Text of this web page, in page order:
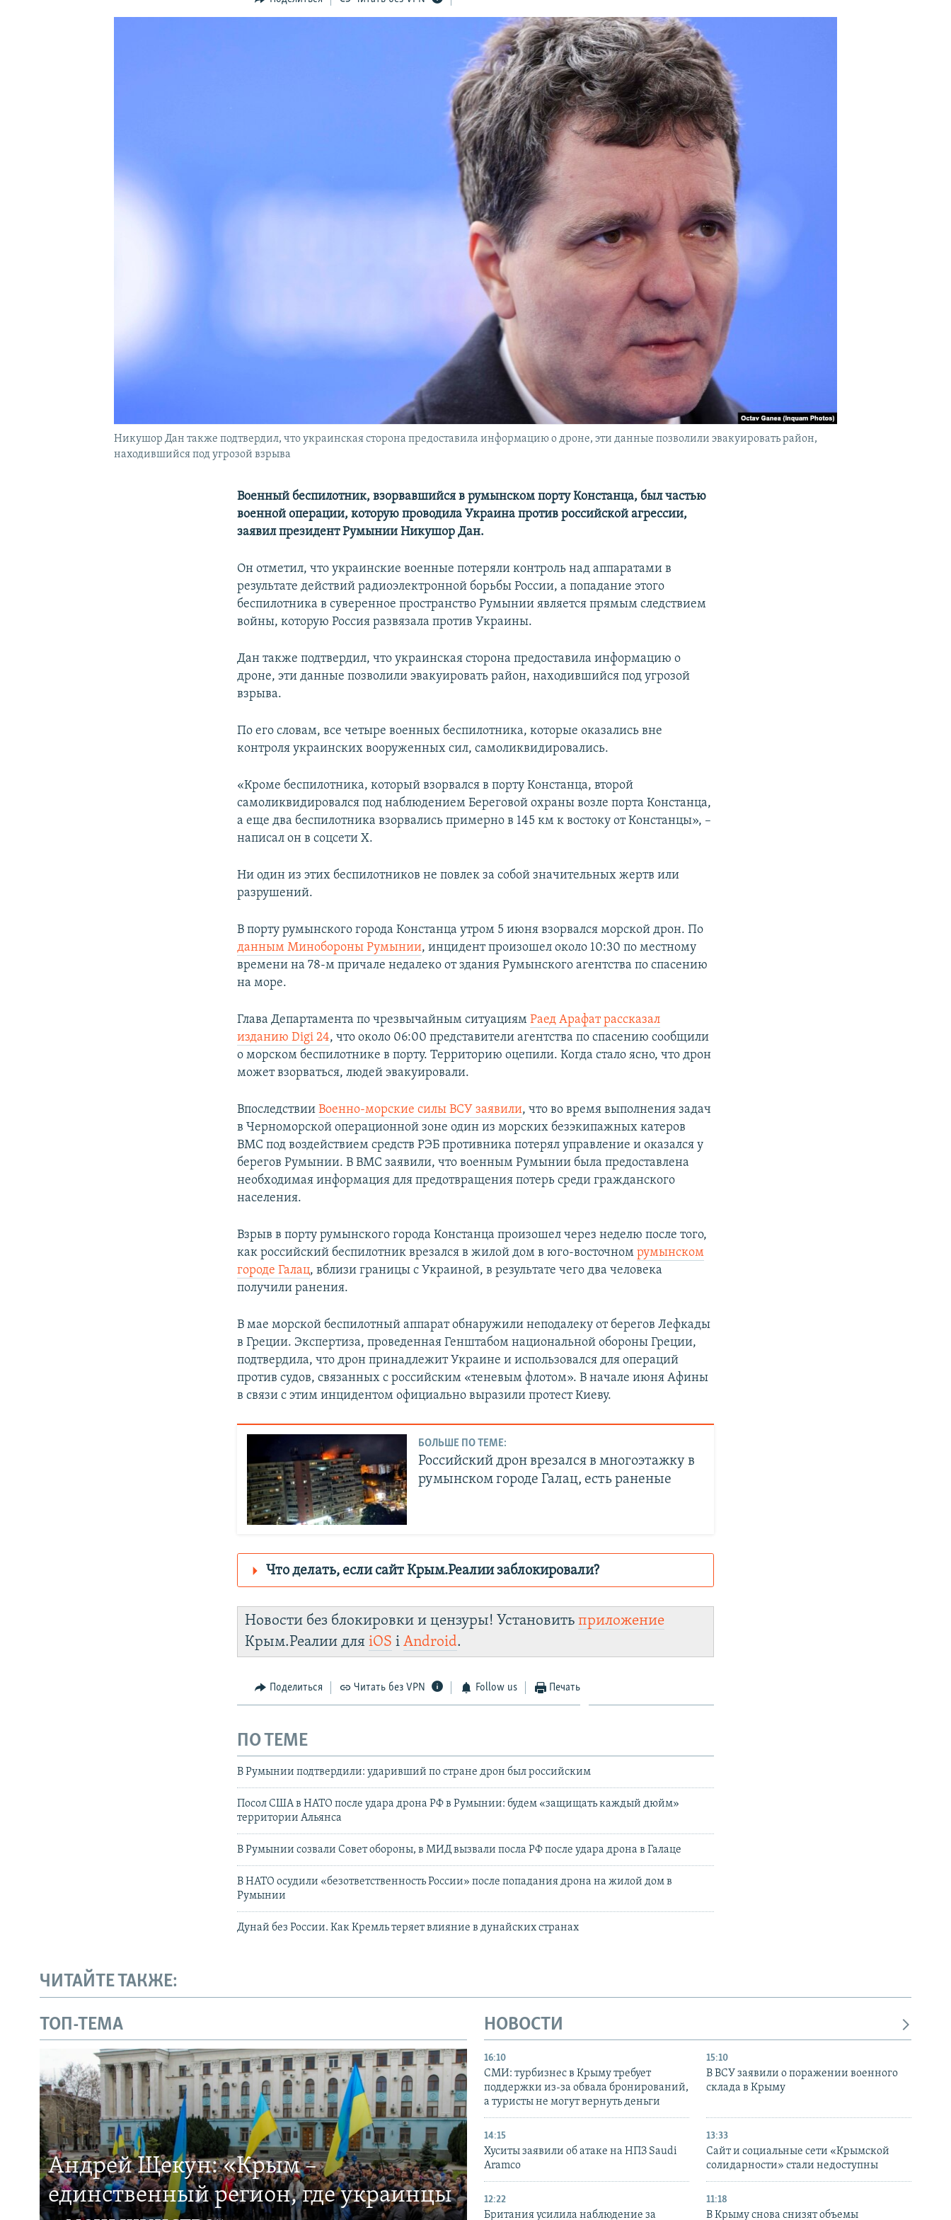
Никушор Дан также подтвердил, что украинская сторона предоставила информацию о дроне, эти данные позволили эвакуировать район,
находившийся под угрозой взрыва
Военный беспилотник, взорвавшийся в румынском порту Констанца, был частью
военной операции, которую проводила Украина против российской агрессии,
заявил президент Румынии Никушор Дан.
Он отметил, что украинские военные потеряли контроль над аппаратами в
результате действий радиоэлектронной борьбы России, а попадание этого
беспилотника в суверенное пространство Румынии является прямым следствием
войны, которую Россия развязала против Украины.
Дан также подтвердил, что украинская сторона предоставила информацию о
дроне, эти данные позволили эвакуировать район, находившийся под угрозой
взрыва.
По его словам, все четыре военных беспилотника, которые оказались вне
контроля украинских вооруженных сил, самоликвидировались.
«Кроме беспилотника, который взорвался в порту Констанца, второй
самоликвидировался под наблюдением Береговой охраны возле порта Констанца,
а еще два беспилотника взорвались примерно в 145 км к востоку от Констанцы», –
написал он в соцсети Х.
Ни один из этих беспилотников не повлек за собой значительных жертв или
разрушений.
В порту румынского города Констанца утром 5 июня взорвался морской дрон. По
данным Минобороны Румынии, инцидент произошел около 10:30 по местному
времени на 78-м причале недалеко от здания Румынского агентства по спасению
на море.
Глава Департамента по чрезвычайным ситуациямРаед Арафат рассказал
изданию Digi 24, что около 06:00 представители агентства по спасению сообщили
о морском беспилотнике в порту. Территорию оцепили. Когда стало ясно, что дрон
может взорваться, людей эвакуировали.
ВпоследствииВоенно-морские силы ВСУ заявили, что во время выполнения задач
в Черноморской операционной зоне один из морских безэкипажных катеров
ВМС под воздействием средств РЭБ противника потерял управление и оказался у
берегов Румынии. В ВМС заявили, что военным Румынии была предоставлена
необходимая информация для предотвращения потерь среди гражданского
населения.
Взрыв в порту румынского города Констанца произошел через неделю после того,
как российский беспилотник врезался в жилой дом в юго-восточномрумынском
городе Галац, вблизи границы с Украиной, в результате чего два человека
получили ранения.
В мае морской беспилотный аппарат обнаружили неподалеку от берегов Лефкады
в Греции. Экспертиза, проведенная Генштабом национальной обороны Греции,
подтвердила, что дрон принадлежит Украине и использовался для операций
против судов, связанных с российским «теневым флотом». В начале июня Афины
в связи с этим инцидентом официально выразили протест Киеву.
БОЛЬШЕ ПО ТЕМЕ:
Российский дрон врезался в многоэтажку в
румынском городе Галац, есть раненые
Что делать, если сайт Крым.Реалии заблокировали?
https://d3dfhuxm2n0q8b.cloudfront.net/
Telegram Instagram Viber
Новости без блокировки и цензуры! Установитьприложение
Крым.Реалии дляiOS іAndroid.
Поделиться Читать без VPN Follow us Печать
ПО ТЕМЕ
В Румынии подтвердили: ударивший по стране дрон был российским
Посол США в НАТО после удара дрона РФ в Румынии: будем «защищать каждый дюйм»
территории Альянса
В Румынии созвали Совет обороны, в МИД вызвали посла РФ после удара дрона в Галаце
В НАТО осудили «безответственность России» после попадания дрона на жилой дом в
Румынии
Дунай без России. Как Кремль теряет влияние в дунайских странах
ЧИТАЙТЕ ТАКЖЕ:
ТОП-ТЕМА
Андрей Щекун: «Крым –
единственный регион, где украинцы
НОВОСТИ
16:10
СМИ: турбизнес в Крыму требует
поддержки из-за обвала бронирований,
а туристы не могут вернуть деньги
15:10
В ВСУ заявили о поражении военного
склада в Крыму
14:15
Хуситы заявили об атаке на НПЗ Saudi
Aramco
13:33
Сайт и социальные сети «Крымской
солидарности» стали недоступны
12:22
Британия усилила наблюдение за
11:18
В Крыму снова снизят объемы